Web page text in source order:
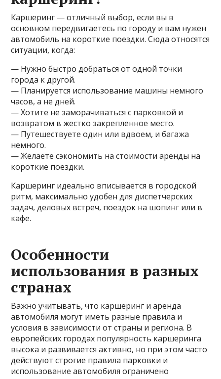
Каршеринг — отличный выбор, если вы в
основном передвигаетесь по городу и вам нужен
автомобиль на короткие поездки. Сюда относятся
ситуации, когда:
— Нужно быстро добраться от одной точки
города к другой.
— Планируется использование машины немного
часов, а не дней.
— Хотите не заморачиваться с парковкой и
возвратом в жестко закрепленное место.
— Путешествуете один или вдвоем, и багажа
немного.
— Желаете сэкономить на стоимости аренды на
короткие поездки.
Каршеринг идеально вписывается в городской
ритм, максимально удобен для диспетчерских
задач, деловых встреч, поездок на шопинг или в
кафе.
Особенности
использования в разных
странах
Важно учитывать, что каршеринг и аренда
автомобиля могут иметь разные правила и
условия в зависимости от страны и региона. В
европейских городах популярность каршеринга
высока и развивается активно, но при этом часто
действуют строгие правила парковки и
использование автомобиля ограничено